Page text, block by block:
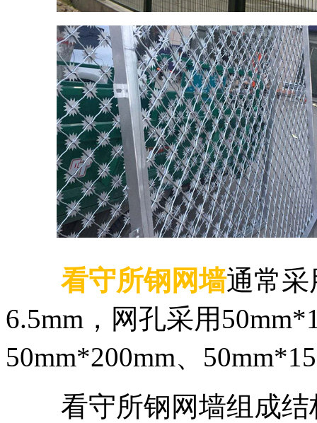
看守所钢网墙通常采
6.5mm，网孔采用
50mm*200mm、
看守所钢网墙组成结